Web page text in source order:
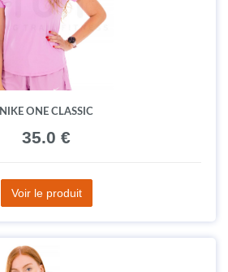
NIKE ONE CLASSIC
35.0 €
Voir le produit